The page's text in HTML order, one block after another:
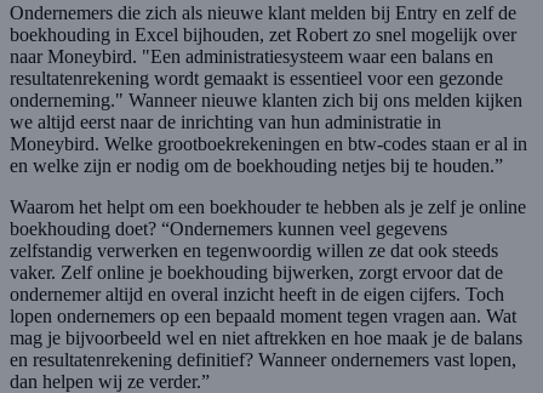
Ondernemers die zich als nieuwe klant melden bij Entry en zelf de
boekhouding in Excel bijhouden, zet Robert zo snel mogelijk over
naar Moneybird. "Een administratiesysteem waar een balans en
resultatenrekening wordt gemaakt is essentieel voor een gezonde
onderneming." Wanneer nieuwe klanten zich bij ons melden kijken
we altijd eerst naar de inrichting van hun administratie in
Moneybird. Welke grootboekrekeningen en btw-codes staan er al in
en welke zijn er nodig om de boekhouding netjes bij te houden.”
Waarom het helpt om een boekhouder te hebben als je zelf je online
boekhouding doet? “Ondernemers kunnen veel gegevens
zelfstandig verwerken en tegenwoordig willen ze dat ook steeds
vaker. Zelf online je boekhouding bijwerken, zorgt ervoor dat de
ondernemer altijd en overal inzicht heeft in de eigen cijfers. Toch
lopen ondernemers op een bepaald moment tegen vragen aan. Wat
mag je bijvoorbeeld wel en niet aftrekken en hoe maak je de balans
en resultatenrekening definitief? Wanneer ondernemers vast lopen,
dan helpen wij ze verder.”